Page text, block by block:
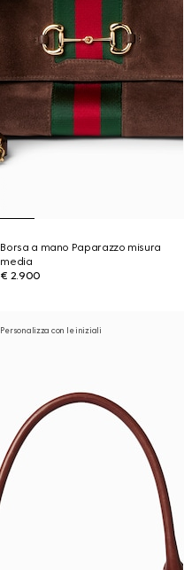
Borsa a mano Paparazzo misura
media
€ 2.900
Personalizza con le iniziali